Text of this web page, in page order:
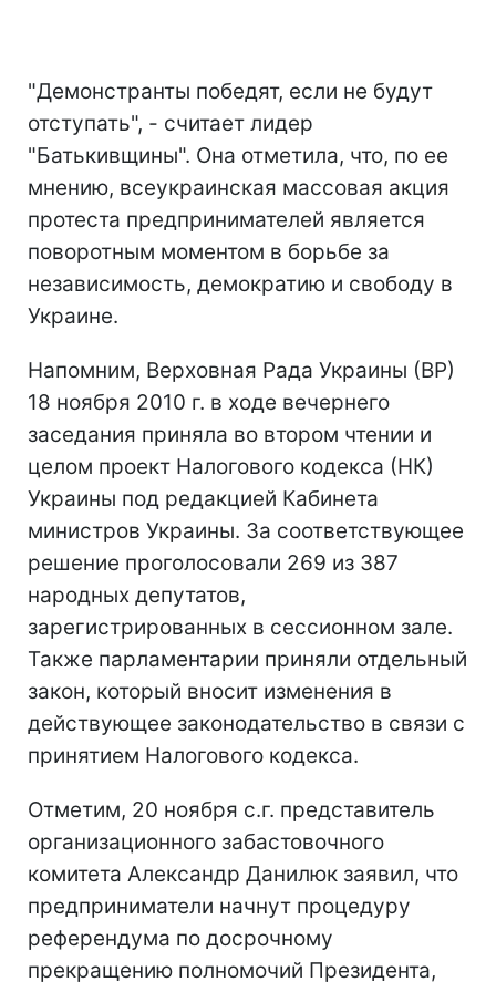
"Демонстранты победят, если не будут
отступать", - считает лидер
"Батькивщины". Она отметила, что, по ее
мнению, всеукраинская массовая акция
протеста предпринимателей является
поворотным моментом в борьбе за
независимость, демократию и свободу в
Украине.
Напомним, Верховная Рада Украины (ВР)
18 ноября 2010 г. в ходе вечернего
заседания приняла во втором чтении и
целом проект Налогового кодекса (НК)
Украины под редакцией Кабинета
министров Украины. За соответствующее
решение проголосовали 269 из 387
народных депутатов,
зарегистрированных в сессионном зале.
Также парламентарии приняли отдельный
закон, который вносит изменения в
действующее законодательство в связи с
принятием Налогового кодекса.
Отметим, 20 ноября с.г. представитель
организационного забастовочного
комитета Александр Данилюк заявил, что
предприниматели начнут процедуру
референдума по досрочному
прекращению полномочий Президента,